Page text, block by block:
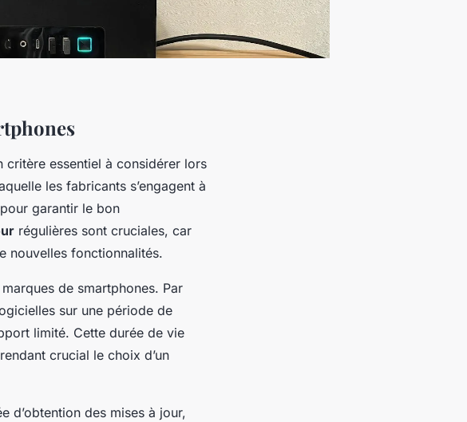
critère essentiel à considérer lors
les fabricants s’engagent à
garantir le bon
régulières sont cruciales, car
nouvelles fonctionnalités.
de smartphones. Par
sur une période de
limité. Cette durée de vie
crucial le choix d’un
d’obtention des mises à jour,